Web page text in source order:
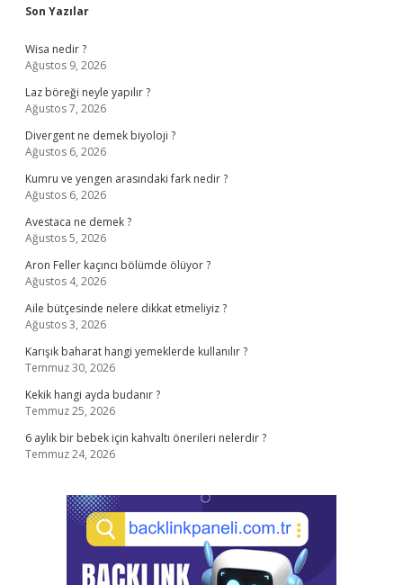
Sidebar
Son Yazılar
Wisa nedir ?
Ağustos 9, 2026
Laz böreği neyle yapılır ?
Ağustos 7, 2026
Divergent ne demek biyoloji ?
Ağustos 6, 2026
Kumru ve yengen arasındaki fark nedir ?
Ağustos 6, 2026
Avestaca ne demek ?
Ağustos 5, 2026
Aron Feller kaçıncı bölümde ölüyor ?
Ağustos 4, 2026
Aile bütçesinde nelere dikkat etmeliyiz ?
Ağustos 3, 2026
Karışık baharat hangi yemeklerde kullanılır ?
Temmuz 30, 2026
Kekik hangi ayda budanır ?
Temmuz 25, 2026
6 aylık bir bebek için kahvaltı önerileri nelerdir ?
Temmuz 24, 2026